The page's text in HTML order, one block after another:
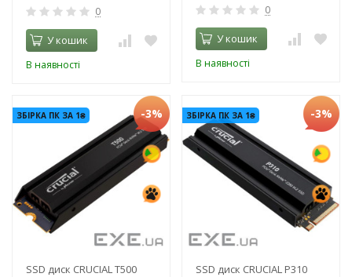
0
У кошик
В наявності
0
У кошик
В наявності
ЗБІРКА ПК ЗА 1₴ -3%
SSD диск CRUCIAL T500
ЗБІРКА ПК ЗА 1₴ -3%
SSD диск CRUCIAL P310